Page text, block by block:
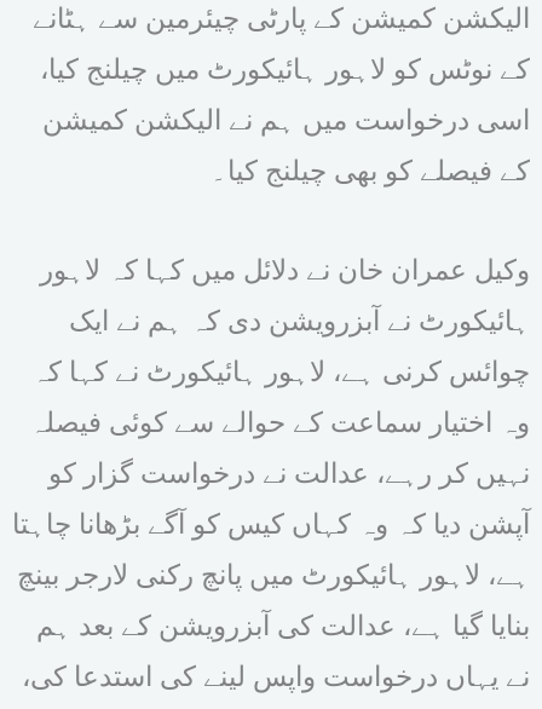
الیکشن کمیشن کے پارٹی چیئرمین سے ہٹانے
کے نوٹس کو لاہور ہائیکورٹ میں چیلنج کیا،
اسی درخواست میں ہم نے الیکشن کمیشن
کے فیصلے کو بھی چیلنج کیا۔
وکیل عمران خان نے دلائل میں کہا کہ لاہور
ہائیکورٹ نے آبزرویشن دی کہ ہم نے ایک
چوائس کرنی ہے، لاہور ہائیکورٹ نے کہا کہ
وہ اختیار سماعت کے حوالے سے کوئی فیصلہ
نہیں کر رہے، عدالت نے درخواست گزار کو
آپشن دیا کہ وہ کہاں کیس کو آگے بڑھانا چاہتا
ہے، لاہور ہائیکورٹ میں پانچ رکنی لارجر بینچ
بنایا گیا ہے، عدالت کی آبزرویشن کے بعد ہم
نے یہاں درخواست واپس لینے کی استدعا کی،